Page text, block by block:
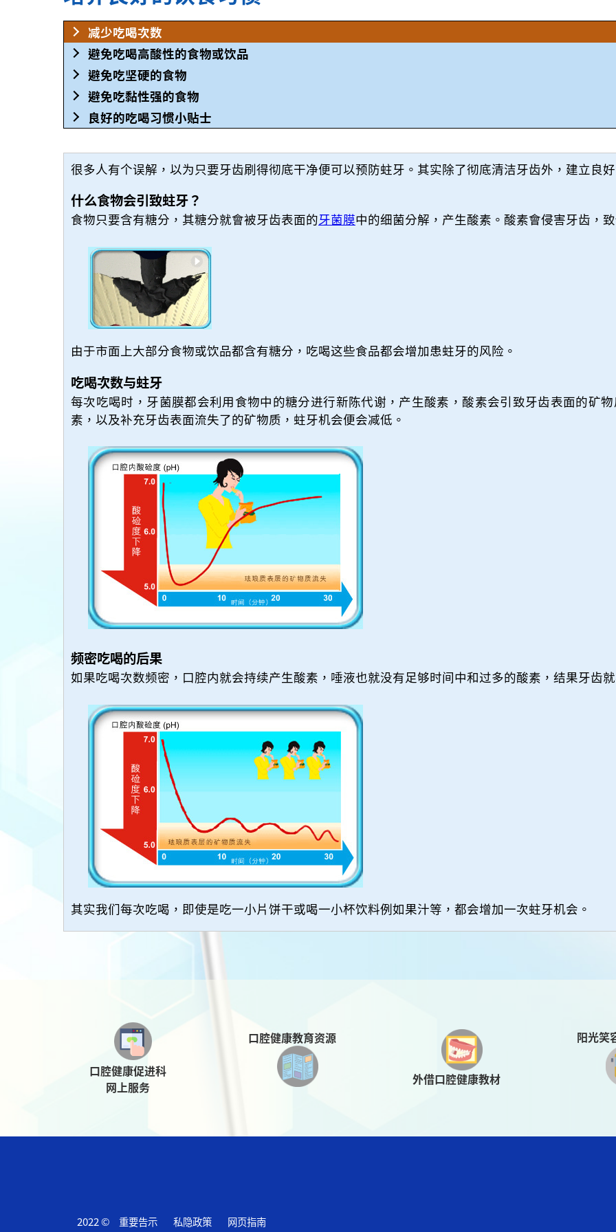
减少吃喝次数
避免吃喝高酸性的食物或饮品
避免吃坚硬的食物
避免吃黏性强的食物
良好的吃喝习惯小贴士
很多人有个误解，以为只要牙齿刷得彻底干净便可以预防蛀牙。其实除了彻底清洁牙齿外，建立良
什么食物会引致蛀牙？
食物只要含有糖分，其糖分就會被牙齿表面的牙菌膜中的细菌分解，产生酸素。酸素會侵害牙齿，
由于市面上大部分食物或饮品都含有糖分，吃喝这些食品都会增加患蛀牙的风险。
吃喝次数与蛀牙
每次吃喝时，牙菌膜都会利用食物中的糖分进行新陈代谢，产生酸素，酸素会引致牙齿表面的矿
素，以及补充牙齿表面流失了的矿物质，蛀牙机会便会减低。
频密吃喝的后果
如果吃喝次数频密，口腔内就会持续产生酸素，唾液也就没有足够时间中和过多的酸素，结果牙齿就
其实我们每次吃喝，即使是吃一小片饼干或喝一小杯饮料例如果汁等，都会增加一次蛀牙机会。
口腔健康促进科
网上服务
口腔健康教育资源
外借口腔健康教材
阳光笑
2022 © 重要告示 私隐政策 网页指南